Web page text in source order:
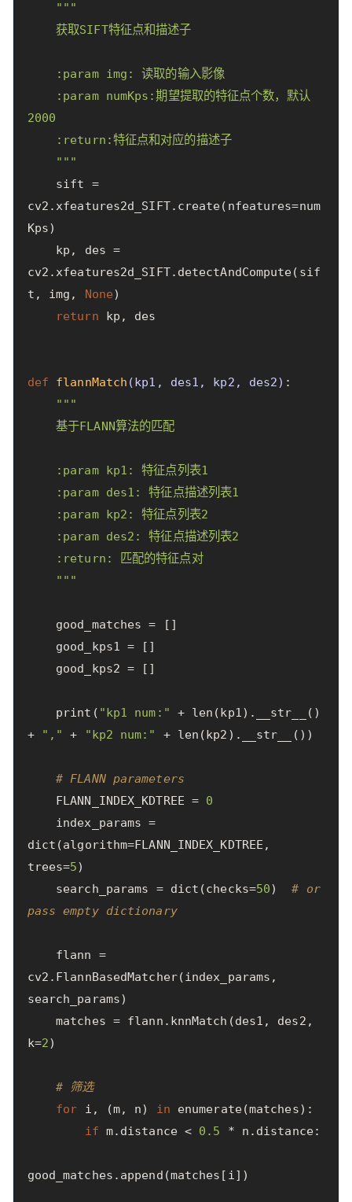
"""
    获取SIFT特征点和描述子
2000
    """
sift
=
cv2 . xfeatures2d_SIFT. create( nfeatures=num
Kps)
kp , des =
cv2 . xfeatures2d_SIFT. detectAndCompute( sif
t , img , None)
return
kp , des
def flannMatch (kp1 , des1 , kp2 , des2) :
"""
    基于FLANN算法的匹配
    """
good_matches =
[]
good_kps1 =
[]
good_kps2 = []
print ( "kp1 num:" + len (kp1). __str__
()
+
"," + "kp2 num:" + len (kp2 ). __str__ ())
# FLANN parameters
FLANN_INDEX_KDTREE = 0
index_params =
dict (algorithm=FLANN_INDEX_KDTREE ,
trees=5)
search_params
= dict (checks=50)
# or
pass empty dictionary
flann
=
cv2 . FlannBasedMatcher(index_params ,
search_params)
matches = flann . knnMatch (des1 , des2 ,
k=2)
# 筛选
for
i , (m, n) in enumerate(matches):
if m. distance < 0.5 * n . distance:
good_matches . append (matches [ i])